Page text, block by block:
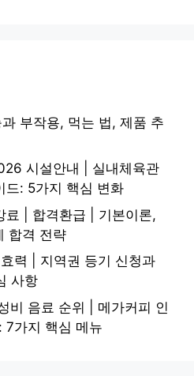
부작용, 먹는 법, 제품 추
시설안내 | 실내체육관
드: 5가지 핵심 변화
료 | 합격환급 | 기본이론,
합격 전략
력 | 지역권 등기 신청과
사항
비 음료 순위 | 메가커피 인
7가지 핵심 메뉴